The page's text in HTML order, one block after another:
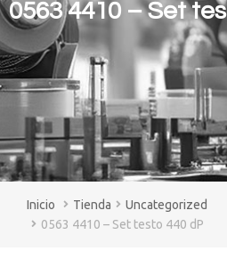
0563 4410 – Set
You are here:
Tienda
Uncategorized
0563 4410 – Set testo 440 dP